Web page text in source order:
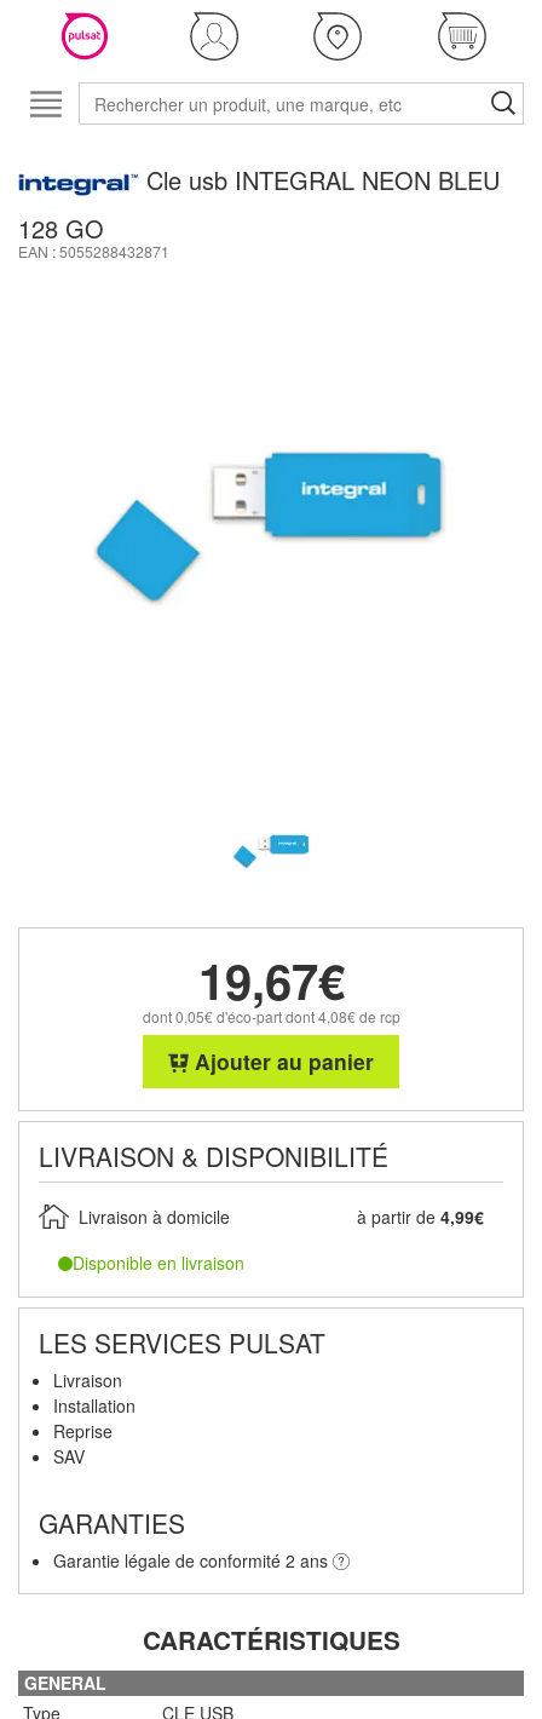
Cle usb INTEGRAL NEON BLEU
128 GO
EAN : 5055288432871
19,67€
dont 0,05€ d'éco-part dont 4,08€ de rcp
Ajouter au panier
LIVRAISON & DISPONIBILITÉ
Livraison à domicile à partir de 4,99€
Disponible en livraison
LES SERVICES PULSAT
Livraison
Installation
Reprise
SAV
GARANTIES
Garantie légale de conformité 2 ans
CARACTÉRISTIQUES
GENERAL
Type
CLE USB